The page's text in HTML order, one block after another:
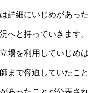
詳細にいじめがあった
へと持っていきます。
場を利用していじめは
まで脅迫していたこと